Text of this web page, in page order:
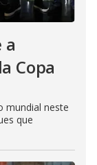
a
Copa
mundial neste
que